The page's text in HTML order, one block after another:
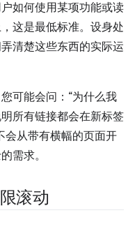
如何使用某项功能或读
这是最低标准。设身处
清楚这些东西的实际运
可能会问：“为什么我
所有链接都会在新标签
会从带有横幅的页面开
需求。
滚动